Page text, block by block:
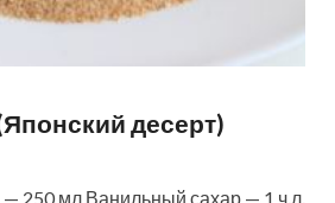
десерт)
250 мл Ванильный сахар — 1 ч.л.